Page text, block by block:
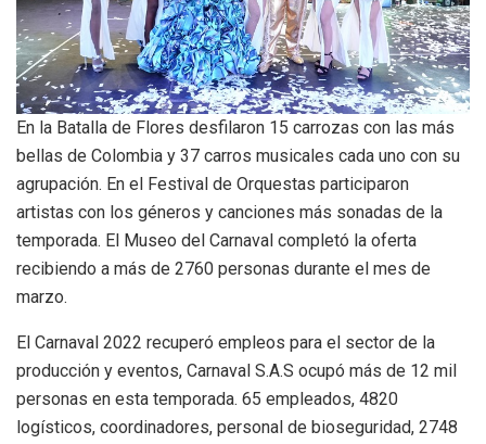
En la Batalla de Flores desfilaron 15 carrozas con las más
bellas de Colombia y 37 carros musicales cada uno con su
agrupación. En el Festival de Orquestas participaron
artistas con los géneros y canciones más sonadas de la
temporada. El Museo del Carnaval completó la oferta
recibiendo a más de 2760 personas durante el mes de
marzo.
El Carnaval 2022 recuperó empleos para el sector de la
producción y eventos, Carnaval S.A.S ocupó más de 12 mil
personas en esta temporada. 65 empleados, 4820
logísticos, coordinadores, personal de bioseguridad, 2748